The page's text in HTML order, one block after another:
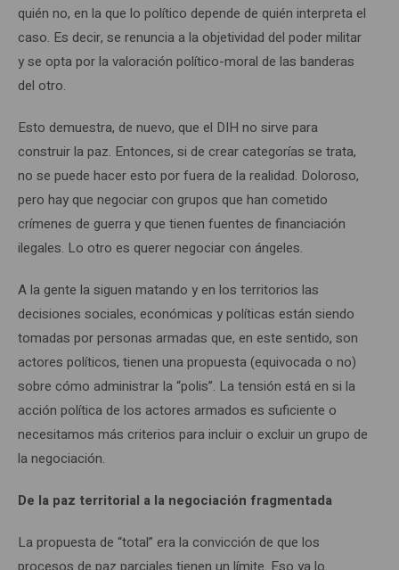
quién no, en la que lo político depende de quién interpreta el
caso. Es decir, se renuncia a la objetividad del poder militar
y se opta por la valoración político-moral de las banderas
del otro.
Esto demuestra, de nuevo, que el DIH no sirve para
construir la paz. Entonces, si de crear categorías se trata,
no se puede hacer esto por fuera de la realidad. Doloroso,
pero hay que negociar con grupos que han cometido
crímenes de guerra y que tienen fuentes de financiación
ilegales. Lo otro es querer negociar con ángeles.
A la gente la siguen matando y en los territorios las
decisiones sociales, económicas y políticas están siendo
tomadas por personas armadas que, en este sentido, son
actores políticos, tienen una propuesta (equivocada o no)
sobre cómo administrar la “polis”. La tensión está en si la
acción política de los actores armados es suficiente o
necesitamos más criterios para incluir o excluir un grupo de
la negociación.
De la paz territorial a la negociación fragmentada
La propuesta de “total” era la convicción de que los
procesos de paz parciales tienen un límite. Eso ya lo